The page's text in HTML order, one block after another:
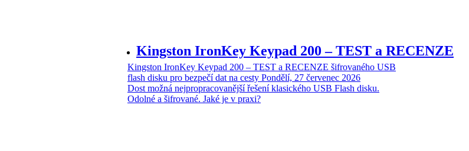
Kingston IronKey Keypad 200 – TEST a RECENZE
Kingston IronKey Keypad 200 – TEST a RECENZE šifrovaného USB
flash disku pro bezpečí dat na cesty Pondělí, 27 červenec 2026
Dost možná nejpropracovanější řešení klasického USB Flash disku.
Odolné a šifrované. Jaké je v praxi?